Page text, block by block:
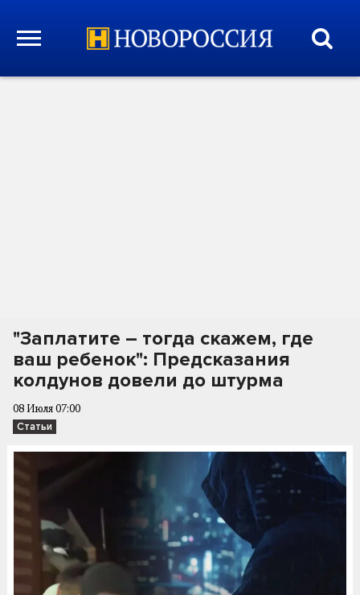
"Заплатите – тогда скажем, где
ваш ребенок": Предсказания
колдунов довели до штурма
08 Июля 07:00
Статьи